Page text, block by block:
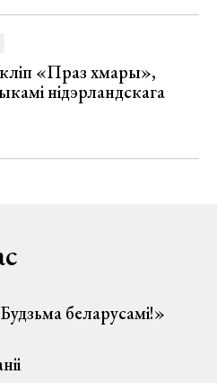
«Праз хмары»,
нідэрландскага
беларусамі!»